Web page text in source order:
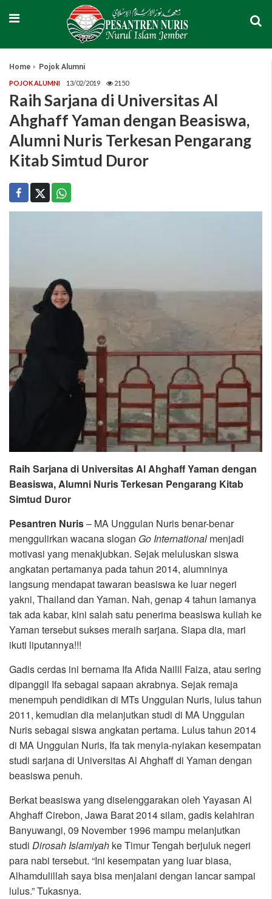
Home Pojok Alumni
POJOK ALUMNI 13/02/2019 2150
Raih Sarjana di Universitas Al
Ahghaff Yaman dengan Beasiswa,
Alumni Nuris Terkesan Pengarang
Kitab Simtud Duror
Raih Sarjana di Universitas Al Ahghaff Yaman dengan
Beasiswa, Alumni Nuris Terkesan Pengarang Kitab
Simtud Duror
Pesantren Nuris– MA Unggulan Nuris benar-benar
menggulirkan wacana slogan Go International menjadi
motivasi yang menakjubkan. Sejak meluluskan siswa
angkatan pertamanya pada tahun 2014, alumninya
langsung mendapat tawaran beasiswa ke luar negeri
yakni, Thailand dan Yaman. Nah, genap 4 tahun lamanya
tak ada kabar, kini salah satu penerima beasiswa kuliah ke
Yaman tersebut sukses meraih sarjana. Siapa dia, mari
ikuti liputannya!!!
Gadis cerdas ini bernama Ifa Afida Nailil Faiza, atau sering
dipanggil Ifa sebagai sapaan akrabnya. Sejak remaja
menempuh pendidikan di MTs Unggulan Nuris, lulus tahun
2011, kemudian dia melanjutkan studi di MA Unggulan
Nuris sebagai siswa angkatan pertama. Lulus tahun 2014
di MA Unggulan Nuris, Ifa tak menyia-nyiakan kesempatan
studi sarjana di Universitas Al Ahghaff di Yaman dengan
beasiswa penuh.
Berkat beasiswa yang diselenggarakan oleh Yayasan Al
Ahghaff Cirebon, Jawa Barat 2014 silam, gadis kelahiran
Banyuwangi, 09 November 1996 mampu melanjutkan
studi Dirosah Islamiyah ke Timur Tengah berjuluk negeri
para nabi tersebut. “Ini kesempatan yang luar biasa,
Alhamdulillah saya bisa menjalani dengan lancar sampai
lulus.” Tukasnya.